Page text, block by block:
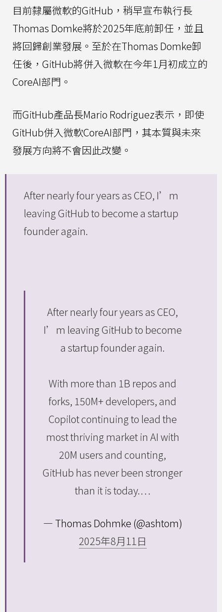
目前隸屬微軟的GitHub，稍早宣布執行長
Thomas Domke將於2025年底前卸任，並且
將回歸創業發展。至於在Thomas Domke卸
任後，GitHub將併入微軟在今年1月初成立的
CoreAI部門。
而GitHub產品長Mario Rodriguez表示，即使
GitHub併入微軟CoreAI部門，其本質與未來
發展方向將不會因此改變。
After nearly four years as CEO, I’m
leaving GitHub to become a startup
founder again.
After nearly four years as CEO,
I’m leaving GitHub to become
a startup founder again.
With more than 1B repos and
forks, 150M+ developers, and
Copilot continuing to lead the
most thriving market in AI with
20M users and counting,
GitHub has never been stronger
than it is today.…
— Thomas Dohmke (@ashtom)
2025年8月11日